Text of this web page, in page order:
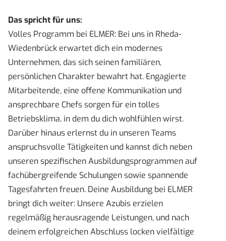
Das spricht für uns:
Volles Programm bei ELMER: Bei uns in Rheda-
Wiedenbrück erwartet dich ein modernes
Unternehmen, das sich seinen familiären,
persönlichen Charakter bewahrt hat. Engagierte
Mitarbeitende, eine offene Kommunikation und
ansprechbare Chefs sorgen für ein tolles
Betriebsklima, in dem du dich wohlfühlen wirst.
Darüber hinaus erlernst du in unseren Teams
anspruchsvolle Tätigkeiten und kannst dich neben
unseren spezifischen Ausbildungsprogrammen auf
fachübergreifende Schulungen sowie spannende
Tagesfahrten freuen. Deine Ausbildung bei ELMER
bringt dich weiter: Unsere Azubis erzielen
regelmäßig herausragende Leistungen, und nach
deinem erfolgreichen Abschluss locken vielfältige